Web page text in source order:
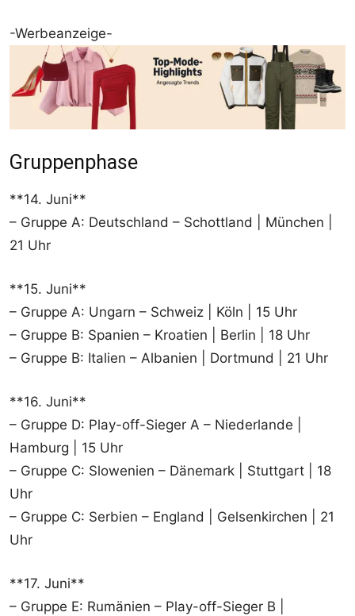
-Werbeanzeige-
Gruppenphase
**14. Juni**
– Gruppe A: Deutschland – Schottland | München |
21 Uhr
**15. Juni**
– Gruppe A: Ungarn – Schweiz | Köln | 15 Uhr
– Gruppe B: Spanien – Kroatien | Berlin | 18 Uhr
– Gruppe B: Italien – Albanien | Dortmund | 21 Uhr
**16. Juni**
– Gruppe D: Play-off-Sieger A – Niederlande |
Hamburg | 15 Uhr
– Gruppe C: Slowenien – Dänemark | Stuttgart | 18
Uhr
– Gruppe C: Serbien – England | Gelsenkirchen | 21
Uhr
**17. Juni**
– Gruppe E: Rumänien – Play-off-Sieger B |